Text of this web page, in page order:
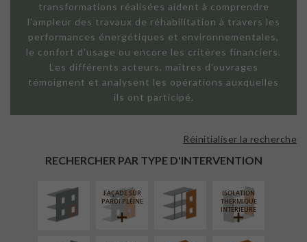
transformations réalisées aident à comprendre
l'ampleur des travaux de réhabilitation à travers les
performances énergétiques et environnementales,
le confort d'usage ou encore les critères financiers.
Les différents acteurs, maîtres d'ouvrages
témoignent et analysent les opérations auxquelles
ils ont participé.
RECHERCHER PAR TYPE D'INTERVENTION
Réinitialiser la recherche
EXTÉRIEURE
FAÇADE SUR
PAROI PLEINE
FAÇADE SUR
LINÉAIRE
ISOLATION
THERMIQUE
INTÉRIEURE
RÉAMÉNAGEMENT
INTÉRIEUR
RÉFECTION DES
TOITURES
SURÉLÉVATION
EXTENSION